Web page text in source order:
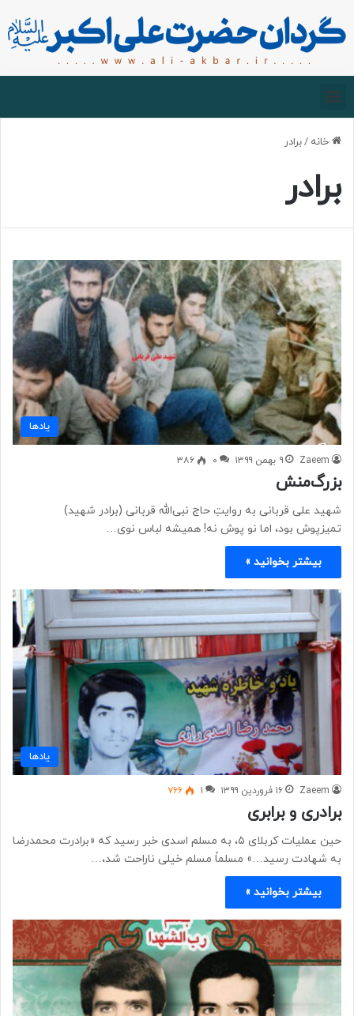
خانه /برادر
برادر
یادها
Zaeem ۹ بهمن ۱۳۹۹ ۰ ۳۸۶
بزرگ‌منش
شهید علی قربانی به روایتِ حاج نبی‌الله قربانی (برادر شهید)
تمیزپوش بود، اما نو پوش نه! همیشه لباس نوی…
بیشتر بخوانید »
یادها
Zaeem ۱۶ فروردین ۱۳۹۹ ۱ ۷۶۶
برادری و برابری
حین عملیات کربلای ۵، به مسلم اسدی خبر رسید که «برادرت محمدرضا
به شهادت رسید…» مسلماً مسلم خیلی ناراحت شد،…
بیشتر بخوانید »